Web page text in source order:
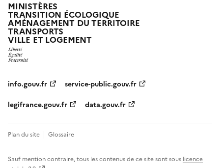
MINISTÈRES
TRANSITION ÉCOLOGIQUE
AMÉNAGEMENT DU TERRITOIRE
TRANSPORTS
VILLE ET LOGEMENT
info.gouv.fr
service-public.gouv.fr
legifrance.gouv.fr
data.gouv.fr
Plan du site Glossaire
Sauf mention contraire, tous les contenus de ce site sont sous licence